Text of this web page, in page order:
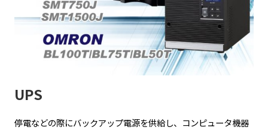
UPS
停電などの際にバックアップ電源を供給し、コンピュータ機器